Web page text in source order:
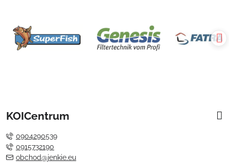
KOICentrum
0904290539
0915732190
obchod@jenkie.eu